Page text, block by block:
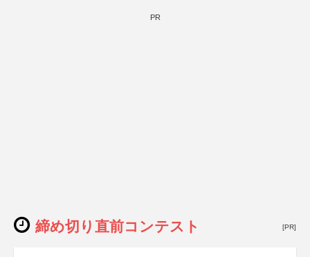
PR
締め切り直前コンテスト [PR]